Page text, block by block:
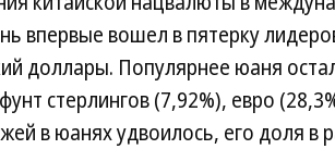
впервые вошел в пятерку
доллары. Популярнее юаня
стерлингов (7,92%), евро
в юанях удвоилось, его доля в